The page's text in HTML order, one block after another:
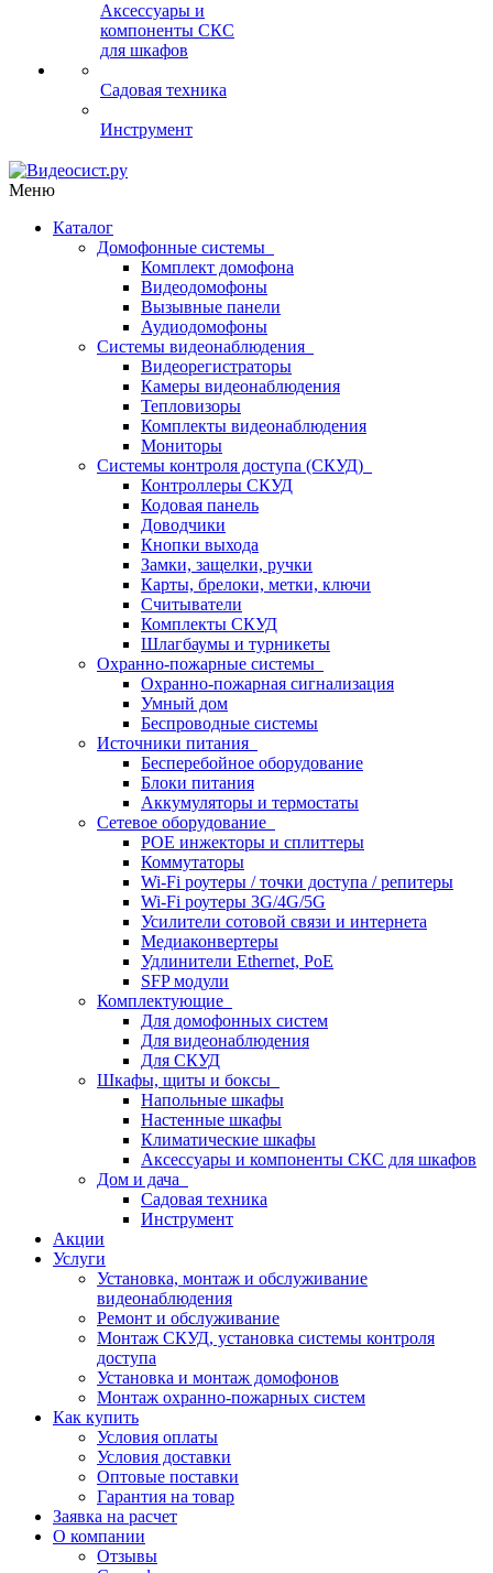
Аксессуары и
компоненты СКС
для шкафов
Садовая техника
Инструмент
Меню
Каталог
Домофонные системы
Комплект домофона
Видеодомофоны
Вызывные панели
Аудиодомофоны
Системы видеонаблюдения
Видеорегистраторы
Камеры видеонаблюдения
Тепловизоры
Комплекты видеонаблюдения
Мониторы
Системы контроля доступа (СКУД)
Контроллеры СКУД
Кодовая панель
Доводчики
Кнопки выхода
Замки, защелки, ручки
Карты, брелоки, метки, ключи
Считыватели
Комплекты СКУД
Шлагбаумы и турникеты
Охранно-пожарные системы
Охранно-пожарная сигнализация
Умный дом
Беспроводные системы
Источники питания
Бесперебойное оборудование
Блоки питания
Аккумуляторы и термостаты
Сетевое оборудование
POE инжекторы и сплиттеры
Коммутаторы
Wi-Fi роутеры / точки доступа / репитеры
Wi-Fi роутеры 3G/4G/5G
Усилители сотовой связи и интернета
Медиаконвертеры
Удлинители Ethernet, PoE
SFP модули
Комплектующие
Для домофонных систем
Для видеонаблюдения
Для СКУД
Шкафы, щиты и боксы
Напольные шкафы
Настенные шкафы
Климатические шкафы
Аксессуары и компоненты СКС для шкафов
Дом и дача
Садовая техника
Инструмент
Акции
Услуги
Установка, монтаж и обслуживание
видеонаблюдения
Ремонт и обслуживание
Монтаж СКУД, установка системы контроля
доступа
Установка и монтаж домофонов
Монтаж охранно-пожарных систем
Как купить
Условия оплаты
Условия доставки
Оптовые поставки
Гарантия на товар
Заявка на расчет
О компании
Отзывы